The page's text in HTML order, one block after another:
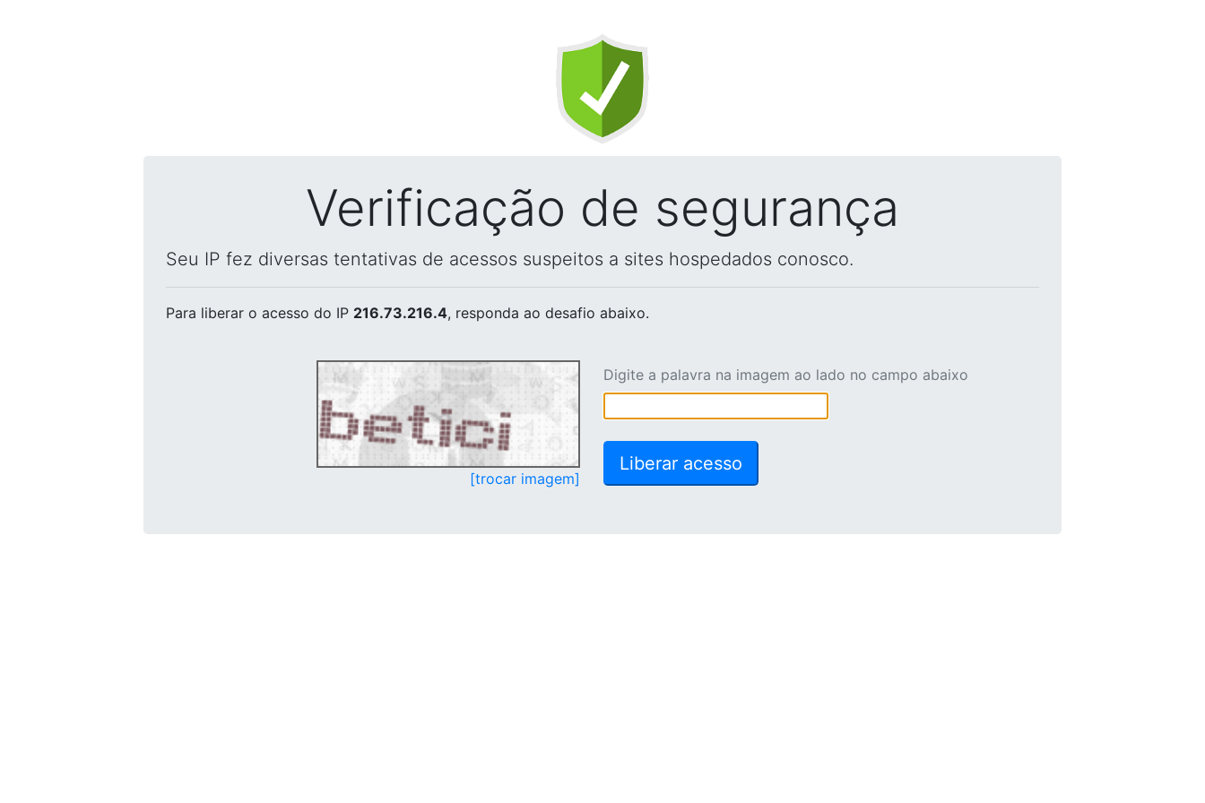
Verificação de segurança
Seu IP fez diversas tentativas de acessos suspeitos a sites hospedados conosco.
Para liberar o acesso do IP 216.73.216.4, responda ao desafio abaixo.
[trocar imagem]
Digite a palavra na imagem ao lado no campo abaixo